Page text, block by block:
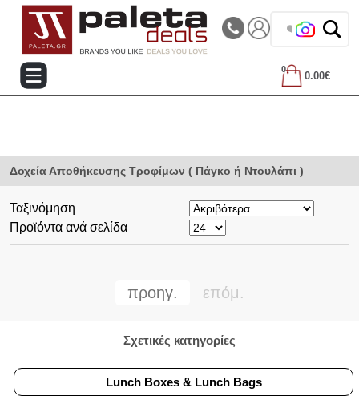
Τηλεφωνικές Παραγγελίες: 2105714144 |||
❤️ Βρες
0
0.00€
Δοχεία Αποθήκευσης Τροφίμων ( Πάγκο ή Ντουλάπι )
Ταξινόμηση
Προϊόντα ανά σελίδα
προηγ. επόμ.
Σχετικές κατηγορίες
Lunch Boxes & Lunch Bags